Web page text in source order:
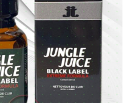
theo, nắp kín khí
đúng cách
(khôngđể dính lên da).